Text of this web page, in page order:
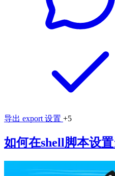
导出 export 设置 +5
如何在shell脚本设